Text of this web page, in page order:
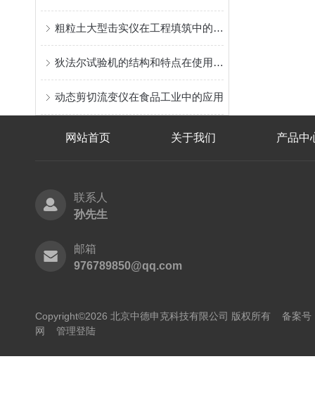
粗粒土大型击实仪在工程填筑中的质量控制研究
狄法尔试验机的结构和特点在使用前一定要事先了解清楚
动态剪切流变仪在食品工业中的应用
网站首页 关于我们 产品中
联系人
孙先生
邮箱
976789850@qq.com
Copyright©2026 北京中德申克科技有限公司 版权所有 备案号
网
管理登陆